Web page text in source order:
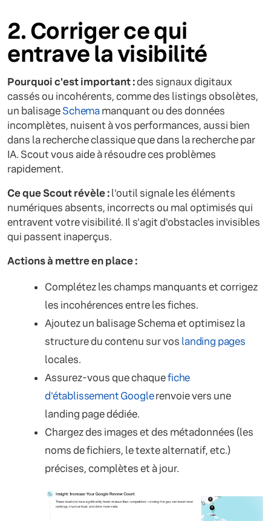
2. Corriger ce qui
entrave la visibilité
Pourquoi c'est important :des signaux digitaux
cassés ou incohérents, comme des listings obsolètes,
un balisageSchemamanquant ou des données
incomplètes, nuisent à vos performances, aussi bien
dans la recherche classique que dans la recherche par
IA. Scout vous aide à résoudre ces problèmes
rapidement.
Ce que Scout révèle :l'outil signale les éléments
numériques absents, incorrects ou mal optimisés qui
entravent votre visibilité. Il s'agit d'obstacles invisibles
qui passent inaperçus.
Actions à mettre en place :
Complétez les champs manquants et corrigez
les incohérences entre les fiches.
Ajoutez un balisage Schema et optimisez la
structure du contenu sur vos landing pages
locales.
Assurez-vous que chaquefiche
d'établissement Googlerenvoie vers une
landing page dédiée.
Chargez des images et des métadonnées (les
noms de fichiers, le texte alternatif, etc.)
précises, complètes et à jour.